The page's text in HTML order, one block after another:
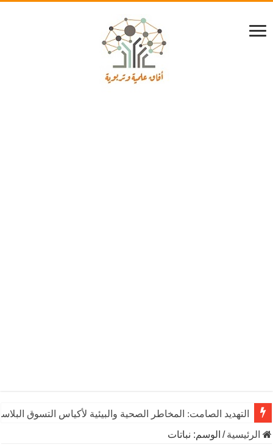
التهديد الصامت: المخاطر الصحية والبيئية لأكياس التسوق
الرئيسية/ الوسم: نباتات